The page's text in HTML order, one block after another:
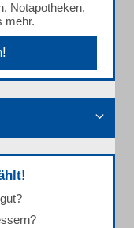
Notapotheken,
mehr.